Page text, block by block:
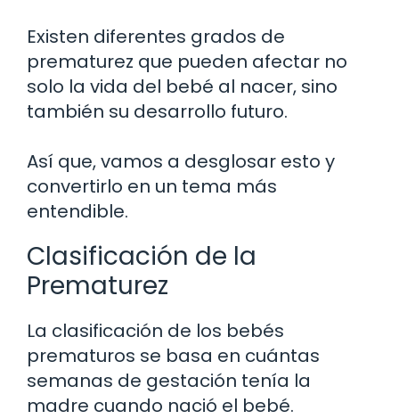
Existen diferentes grados de
prematurez que pueden afectar no
solo la vida del bebé al nacer, sino
también su desarrollo futuro.
Así que, vamos a desglosar esto y
convertirlo en un tema más
entendible.
Clasificación de la
Prematurez
La clasificación de los bebés
prematuros se basa en cuántas
semanas de gestación tenía la
madre cuando nació el bebé.